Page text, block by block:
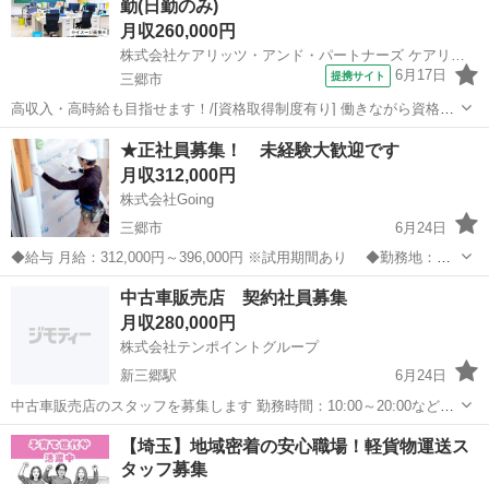
現場へ...
勤(日勤のみ)
月収260,000円
三郷市
提携サイト 6月17日
高収入・高時給も目指せます！/[資格取得制度有り] 働きながら資格取
得が目指せる！(初任者研修・実務者研修・介護福祉士)/20代・30代が
活躍できる！ 【施設名】 株式会社ケアリッツ・アンド・パートナーズ
ケアリッツ三郷中...
埼玉 三郷市 介護福祉士
★正社員募集！ 未経験大歓迎です
月収312,000円
株式会社Going
三郷市
6月24日
◆給与 月給：312,000円～396,000円 ※試用期間あり ◆勤務地：東
京都足立区南花畑2-27-5 （最寄駅：つくばエクスプレス線 六町駅） 就
業場所は東京都内を中心に埼玉県・神奈川県・千葉県の新築住...
その他 社員募集
中古車販売店 契約社員募集
月収280,000円
株式会社テンポイントグループ
新三郷駅
6月24日
中古車販売店のスタッフを募集します 勤務時間：10:00～20:00など時
間応相談 週5日～休日等応相談 年齢不問 月給28万円～ 主な仕事内容
①来客対応 ②車の簡単な整備 ③中古車売買及等に関わる...
埼玉 三郷市 新三郷駅 その他 販売店
【埼玉】地域密着の安⼼職場！軽貨物運送ス
タッフ募集